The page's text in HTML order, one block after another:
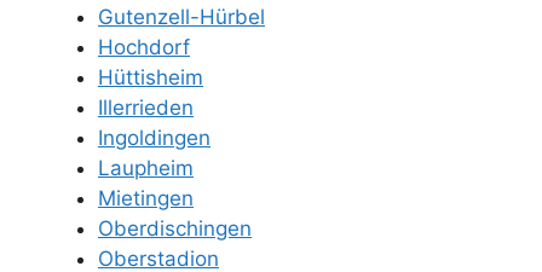
Gutenzell-Hürbel
Hochdorf
Hüttisheim
Illerrieden
Ingoldingen
Laupheim
Mietingen
Oberdischingen
Oberstadion